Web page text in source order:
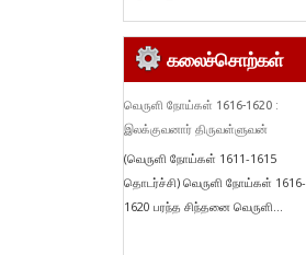
கலைச்சொற்கள்
வெருளி நோய்கள் 1616-1620 :
இலக்குவனார் திருவள்ளுவன்
(வெருளி நோய்கள் 1611-1615
தொடர்ச்சி) வெருளி நோய்கள் 1616-
1620 பரந்த சிந்தனை வெருளி...